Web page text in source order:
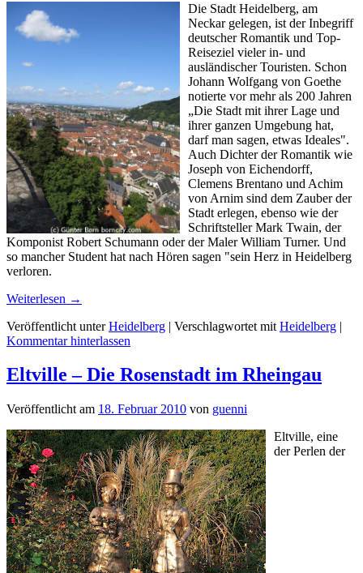
Die Stadt Heidelberg, am
Neckar gelegen, ist der Inbegriff
deutscher Romantik und Top-
Reiseziel vieler in- und
ausländischer Touristen. Schon
Johann Wolfgang von Goethe
notierte vor mehr als 200 Jahren
„Die Stadt mit ihrer Lage und
ihrer ganzen Umgebung hat,
darf man sagen, etwas Ideales".
Auch Dichter der Romantik wie
Joseph von Eichendorff,
Clemens Brentano und Achim
von Arnim sind dem Zauber der
Stadt erlegen, ebenso wie der
Schriftsteller Mark Twain, der
Komponist Robert Schumann oder der Maler William Turner. Und
so mancher Student hat nach Hören sagen "sein Herz in Heidelberg
verloren.
Weiterlesen →
Veröffentlicht unter Heidelberg | Verschlagwortet mit Heidelberg |
Kommentar hinterlassen
Eltville – Die Rosenstadt im Rheingau
Veröffentlicht am 18. Februar 2010 von guenni
Eltville, eine
der Perlen der